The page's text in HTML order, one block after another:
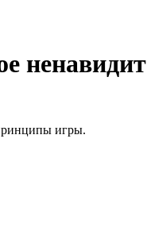
ненавидит
игры.